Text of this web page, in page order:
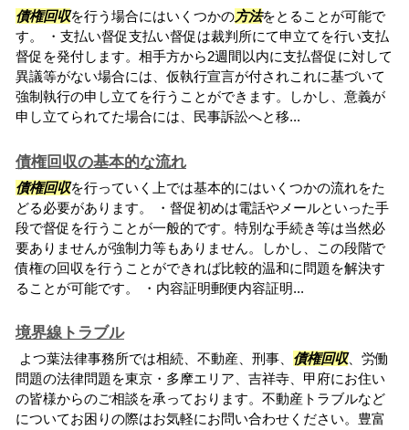
債権回収を行う場合にはいくつかの方法をとることが可能で
す。 ・支払い督促支払い督促は裁判所にて申立てを行い支払
督促を発付します。相手方から2週間以内に支払督促に対して
異議等がない場合には、仮執行宣言が付されこれに基づいて
強制執行の申し立てを行うことができます。しかし、意義が
申し立てられてた場合には、民事訴訟へと移...
債権回収の基本的な流れ
債権回収を行っていく上では基本的にはいくつかの流れをた
どる必要があります。 ・督促初めは電話やメールといった手
段で督促を行うことが一般的です。特別な手続き等は当然必
要ありませんが強制力等もありません。しかし、この段階で
債権の回収を行うことができれば比較的温和に問題を解決す
ることが可能です。 ・内容証明郵便内容証明...
境界線トラブル
よつ葉法律事務所では相続、不動産、刑事、 債権回収、労働
問題の法律問題を東京・多摩エリア、吉祥寺、甲府にお住い
の皆様からのご相談を承っております。不動産トラブルなど
についてお困りの際はお気軽にお問い合わせください。豊富